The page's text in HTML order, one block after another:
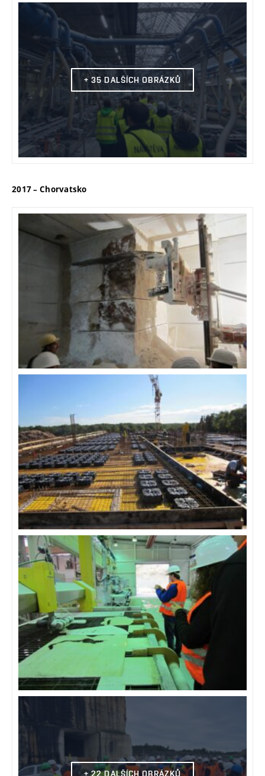
+ 35 DALŠÍCH OBRÁZKŮ
2017 – Chorvatsko
+ 22 DALŠÍCH OBRÁZKŮ